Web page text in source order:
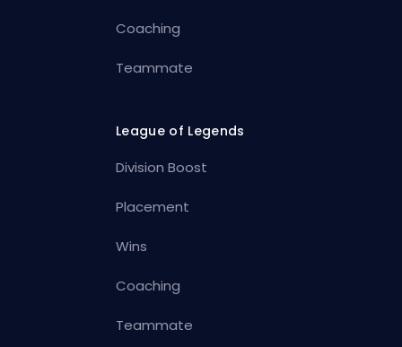
Coaching
Teammate
League of Legends
Division Boost
Placement
Wins
Coaching
Teammate